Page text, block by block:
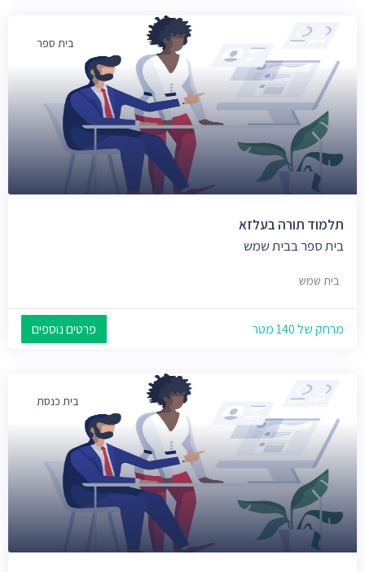
בית ספר
תלמוד תורה בעלזא
בית ספר בבית שמש
בית שמש
מרחק של 140 מטר פרטים נוספים
בית כנסת